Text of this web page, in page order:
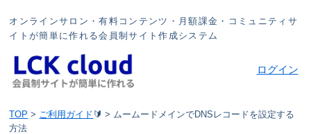
オンラインサロン・有料コンテンツ・月額課金・コミュニティサ
イトが簡単に作れる会員制サイト作成システム
ログイン
TOP > ご利用ガイド 🔰> ムームードメインでDNSレコードを設定する
方法